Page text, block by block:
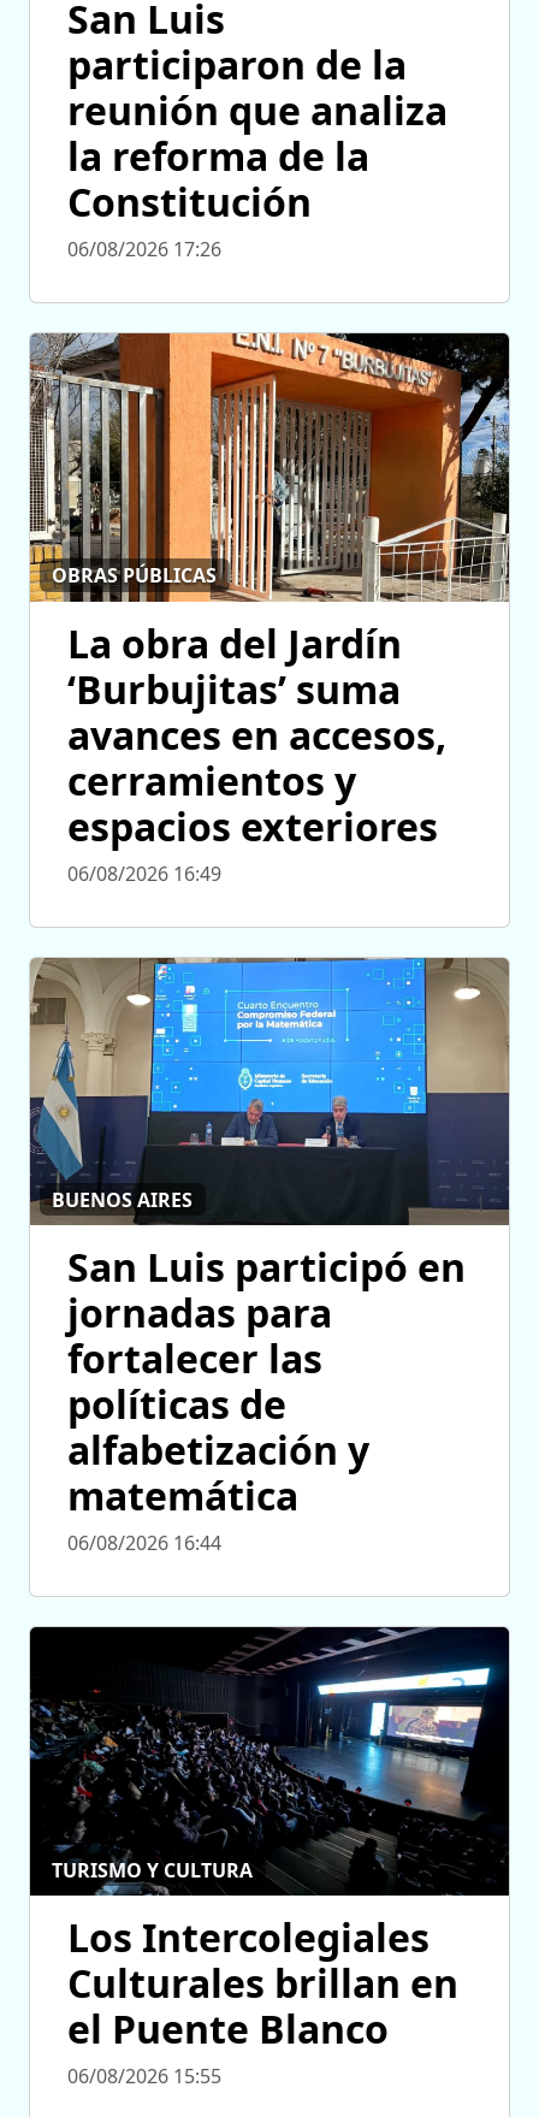
San Luis
participaron de la
reunión que analiza
la reforma de la
Constitución
06/08/2026 17:26
OBRAS PÚBLICAS
La obra del Jardín
‘Burbujitas’ suma
avances en accesos,
cerramientos y
espacios exteriores
06/08/2026 16:49
BUENOS AIRES
San Luis participó en
jornadas para
fortalecer las
políticas de
alfabetización y
matemática
06/08/2026 16:44
TURISMO Y CULTURA
Los Intercolegiales
Culturales brillan en
el Puente Blanco
06/08/2026 15:55